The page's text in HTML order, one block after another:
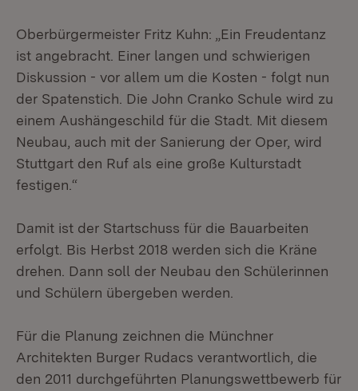
Oberbürgermeister Fritz Kuhn: „Ein Freudentanz
ist angebracht. Einer langen und schwierigen
Diskussion - vor allem um die Kosten - folgt nun
der Spatenstich. Die John Cranko Schule wird zu
einem Aushängeschild für die Stadt. Mit diesem
Neubau, auch mit der Sanierung der Oper, wird
Stuttgart den Ruf als eine große Kulturstadt
festigen.“
Damit ist der Startschuss für die Bauarbeiten
erfolgt. Bis Herbst 2018 werden sich die Kräne
drehen. Dann soll der Neubau den Schülerinnen
und Schülern übergeben werden.
Für die Planung zeichnen die Münchner
Architekten Burger Rudacs verantwortlich, die
den 2011 durchgeführten Planungswettbewerb für